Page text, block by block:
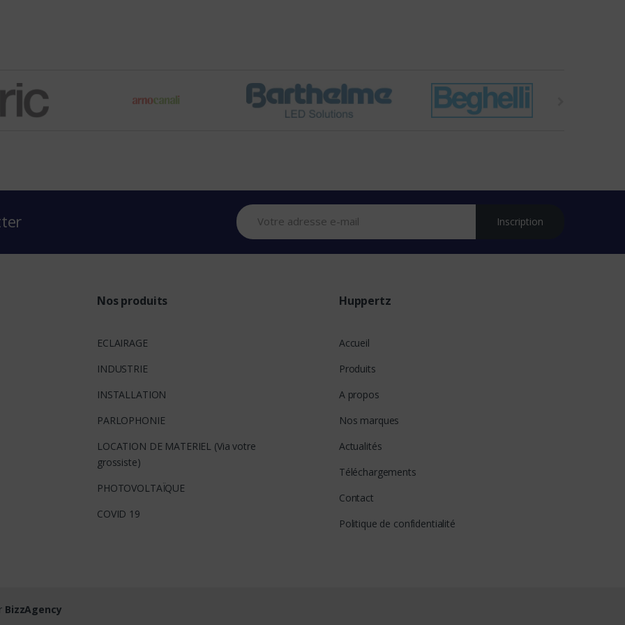
Inscription
Nos produits
ECLAIRAGE
INDUSTRIE
INSTALLATION
PARLOPHONIE
LOCATION DE MATERIEL (Via votre
grossiste)
PHOTOVOLTAÏQUE
COVID 19
Huppertz
Accueil
Produits
A propos
Nos marques
Actualités
Téléchargements
Contact
Politique de confidentialité
BizzAgency